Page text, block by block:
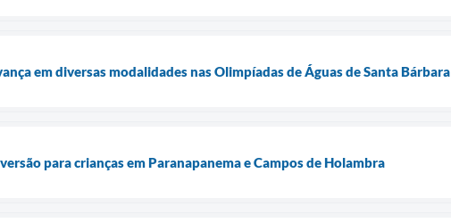
em diversas modalidades nas Olimpíadas de Águas de Santa Bárbara
para crianças em Paranapanema e Campos de Holambra